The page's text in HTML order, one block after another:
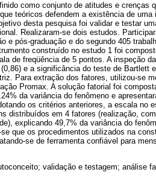
como conjunto de atitudes e crenças
teóricos defendem a existência de uma
desta pesquisa foi validar e testar
Realizaram-se dois estudos.
e pós-graduação e do segundo 405
construído no estudo 1 foi
de freqüência de 5 pontos. A inspeção
e a significância do teste de Bartlett
Para extração dos fatores, utilizou-se
Promax. A solução fatorial foi
da variância do fenômeno e
os critérios anteriores, a escala no
distribuídos em 4 fatores (realização,
explicando 49,7% da variância do
que os procedimentos utilizados na
se de ferramenta confiável para
validação e testagem; análise